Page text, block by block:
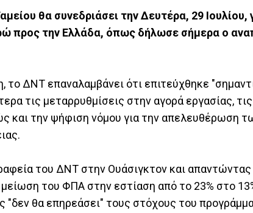
θα συνεδριάσει την Δευτέρα, 29 Ιουλίου,
προς την Ελλάδα, όπως δήλωσε σήμερα ο
ΔΝΤ επαναλαμβάνει ότι επιτεύχθηκε
τις μεταρρυθμίσεις στην αγορά εργασίας,
και την ψήφιση νόμου για την απελευθέρωση
του ΔΝΤ στην Ουάσιγκτον και
του ΦΠΑ στην εστίαση από το 23% στο
"δεν θα επηρεάσει" τους στόχους του